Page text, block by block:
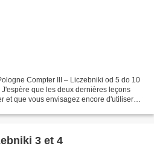
Compter III – Liczebniki od 5 do 10
que les deux dernières leçons
et que vous envisagez encore d'utiliser
3 et 4